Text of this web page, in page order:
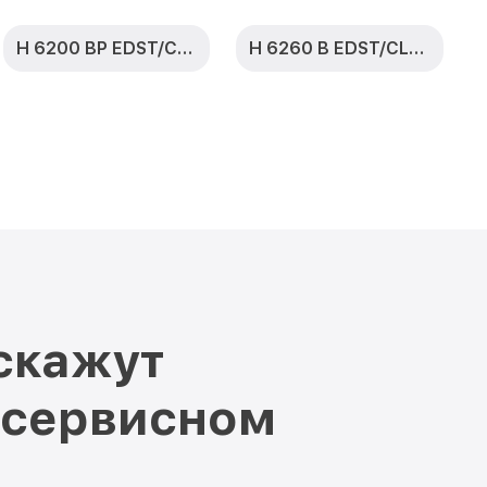
H 6200 BP EDST/CLST H 6260 B EDST/CLST